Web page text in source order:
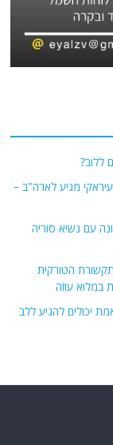
ללוב?
מגיע לארה"ב –
עם נשיא סוריה
הטורקית
במלוא עוזה
יכולים להגיע ללב